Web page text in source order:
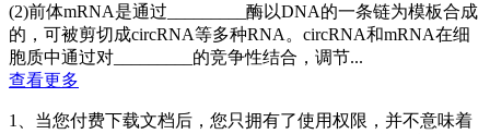
(2)前体mRNA是通过_________酶以DNA的一条链为模板合成
的，可被剪切成circRNA等多种RNA。circRNA和mRNA在细
胞质中通过对_________的竞争性结合，调节...
查看更多
1、当您付费下载文档后，您只拥有了使用权限，并不意味着